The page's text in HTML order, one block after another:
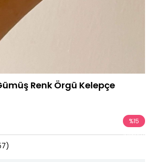
Renk Örgü Kelepçe
%15
İndirim